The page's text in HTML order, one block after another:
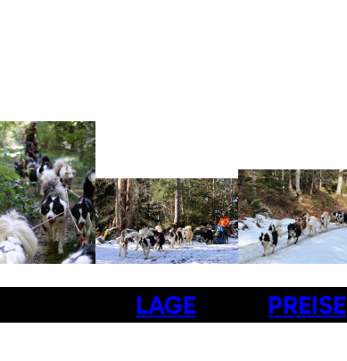
LAGE PREISE